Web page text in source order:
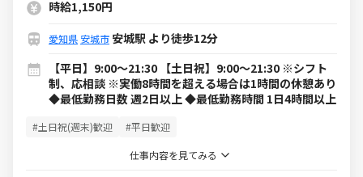
時給1,150円
愛知県 安城市 安城駅 より徒歩12分
【平日】9:00～21:30 【土日祝】9:00～21:30 ※シフト
制、応相談 ※実働8時間を超える場合は1時間の休憩あり
◆最低勤務日数 週2日以上 ◆最低勤務時間 1日4時間以上
#土日祝(週末)歓迎 #平日歓迎
仕事内容を見てみる